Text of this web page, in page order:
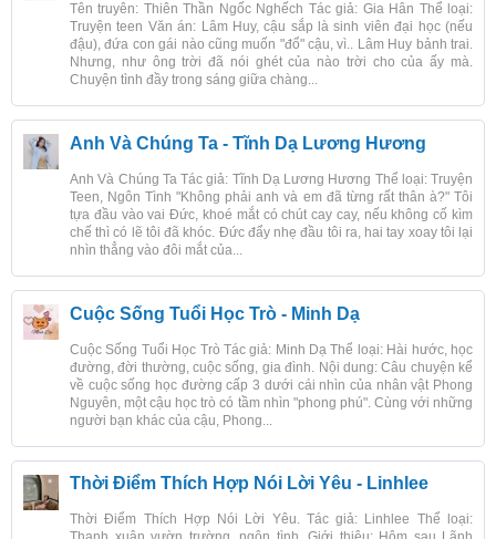
Tên truyên: Thiên Thần Ngốc Nghếch Tác giả: Gia Hân Thể loại:
Truyện teen Văn án: Lâm Huy, cậu sắp là sinh viên đại học (nếu
đậu), đứa con gái nào cũng muốn "đổ" cậu, vì.. Lâm Huy bảnh trai.
Nhưng, như ông trời đã nói ghét của nào trời cho của ấy mà.
Chuyện tình đầy trong sáng giữa chàng...
Anh Và Chúng Ta - Tĩnh Dạ Lương Hương
Anh Và Chúng Ta Tác giả: Tĩnh Dạ Lương Hương Thể loại: Truyện
Teen, Ngôn Tình "Không phải anh và em đã từng rất thân à?" Tôi
tựa đầu vào vai Đức, khoé mắt có chút cay cay, nếu không cố kìm
chế thì có lẽ tôi đã khóc. Đức đẩy nhẹ đầu tôi ra, hai tay xoay tôi lại
nhìn thẳng vào đôi mắt của...
Cuộc Sống Tuổi Học Trò - Minh Dạ
Cuộc Sống Tuổi Học Trò Tác giả: Minh Dạ Thể loại: Hài hước, học
đường, đời thường, cuộc sống, gia đình. Nội dung: Câu chuyện kể
về cuộc sống học đường cấp 3 dưới cái nhìn của nhân vật Phong
Nguyên, một cậu học trò có tầm nhìn "phong phú". Cùng với những
người bạn khác của cậu, Phong...
Thời Điểm Thích Hợp Nói Lời Yêu - Linhlee
Thời Điểm Thích Hợp Nói Lời Yêu. Tác giả: Linhlee Thể loại: